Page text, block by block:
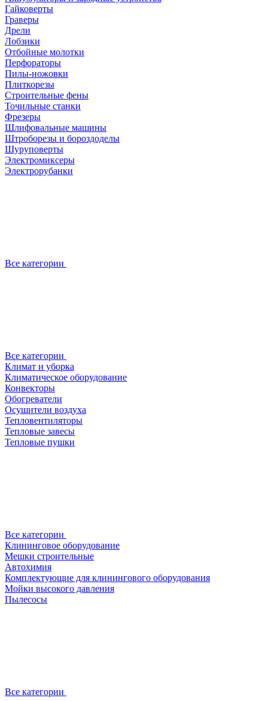
Гайковерты
Граверы
Дрели
Лобзики
Отбойные молотки
Перфораторы
Пилы-ножовки
Плиткорезы
Строительные фены
Точильные станки
Фрезеры
Шлифовальные машины
Штроборезы и бороздоделы
Шуруповерты
Электромиксеры
Электрорубанки
Все категории
Все категории
Климат и уборка
Климатическое оборудование
Конвекторы
Обогреватели
Осушители воздуха
Тепловентиляторы
Тепловые завесы
Тепловые пушки
Все категории
Клининговое оборудование
Мешки строительные
Автохимия
Комплектующие для клинингового оборудования
Мойки высокого давления
Пылесосы
Все категории